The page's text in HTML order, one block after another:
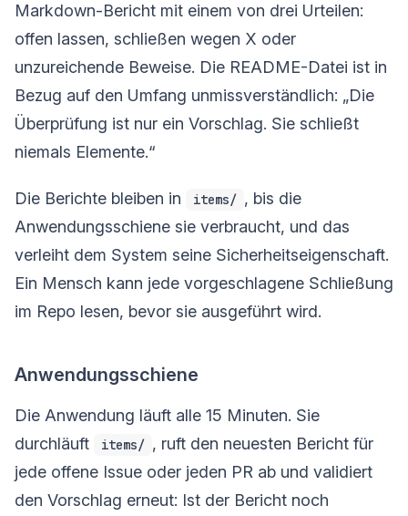
Markdown-Bericht mit einem von drei Urteilen:
offen lassen, schließen wegen X oder
unzureichende Beweise. Die README-Datei ist in
Bezug auf den Umfang unmissverständlich: „Die
Überprüfung ist nur ein Vorschlag. Sie schließt
niemals Elemente.“
Die Berichte bleiben in items/ , bis die
Anwendungsschiene sie verbraucht, und das
verleiht dem System seine Sicherheitseigenschaft.
Ein Mensch kann jede vorgeschlagene Schließung
im Repo lesen, bevor sie ausgeführt wird.
Anwendungsschiene
Die Anwendung läuft alle 15 Minuten. Sie
durchläuft
items/ , ruft den neuesten Bericht für
jede offene Issue oder jeden PR ab und validiert
den Vorschlag erneut: Ist der Bericht noch